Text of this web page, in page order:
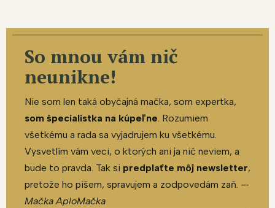
So mnou vám nič
neunikne!
Nie som len taká obyčajná mačka, som expertka,
som špecialistka na kúpeľne. Rozumiem
všetkému a rada sa vyjadrujem ku všetkému.
Vysvetlím vám veci, o ktorých ani ja nič neviem, a
bude to pravda. Tak si predplaťte môj newsletter,
pretože ho píšem, spravujem a zodpovedám zaň. —
Mačka AploMačka